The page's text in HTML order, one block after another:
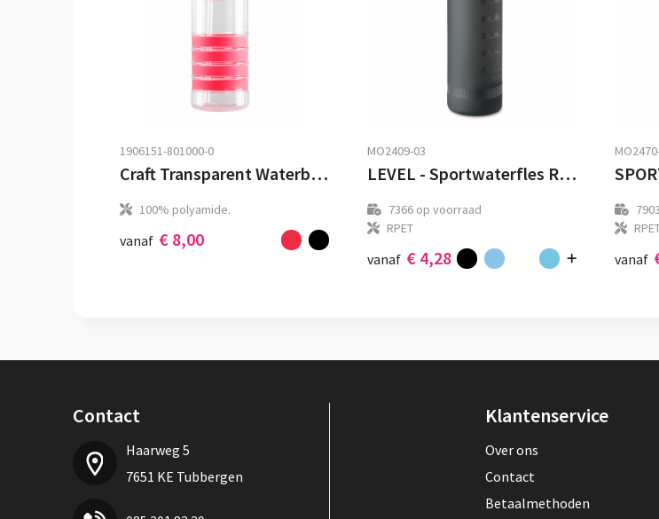
1906151-801000-0
Craft Transparent Waterbottle
100% polyamide.
vanaf € 8,00
MO2409-03
LEVEL - Sportwaterfles RPET 1L
7366op voorraad
RPET
vanaf € 4,28
7903
vanaf
Contact
Haarweg 5
7651 KE Tubbergen
Klantenservice
Over ons
Contact
Betaalmethoden